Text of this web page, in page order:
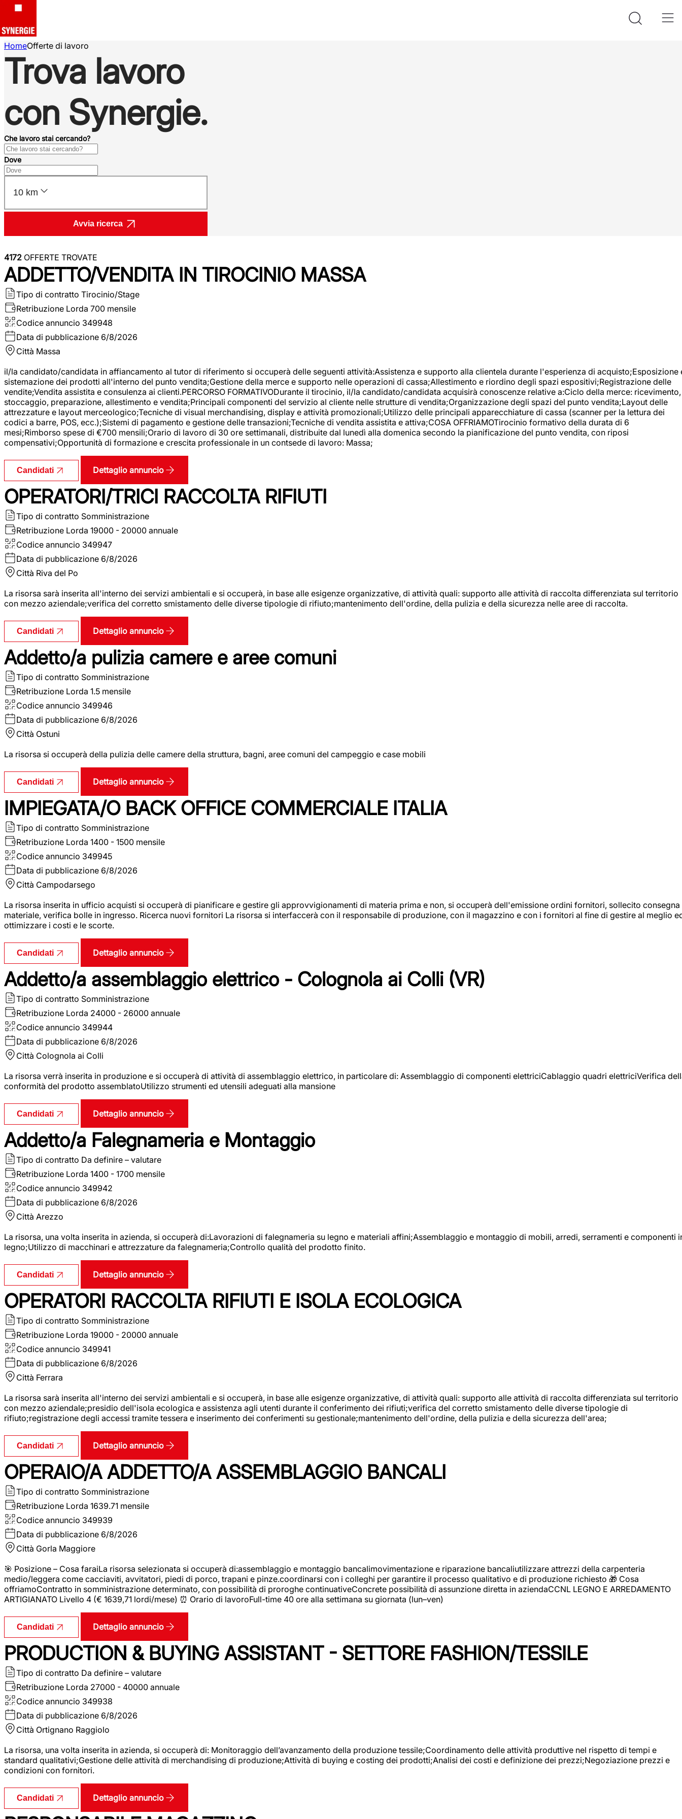
HomeOfferte di lavoro
Trova lavoro
con Synergie.
Che lavoro stai cercando?
Dove
10 km
Avvia ricerca
4172 OFFERTE TROVATE
ADDETTO/VENDITA IN TIROCINIO MASSA
Tipo di contratto Tirocinio/Stage
Retribuzione Lorda 700 mensile
Codice annuncio 349948
Data di pubblicazione 6/8/2026
Città Massa
il/la candidato/candidata in affiancamento al tutor di riferimento si occuperà delle seguenti attività:Assistenza e supporto alla clientela durante l'esperienza di acquisto;Esposizione
sistemazione dei prodotti all'interno del punto vendita;Gestione della merce e supporto nelle operazioni di cassa;Allestimento e riordino degli spazi espositivi;Registrazione delle
vendite;Vendita assistita e consulenza ai clienti.PERCORSO FORMATIVODurante il tirocinio, il/la candidato/candidata acquisirà conoscenze relative a:Ciclo della merce: ricevimento,
stoccaggio, preparazione, allestimento e vendita;Principali componenti del servizio al cliente nelle strutture di vendita;Organizzazione degli spazi del punto vendita;Layout delle
attrezzature e layout merceologico;Tecniche di visual merchandising, display e attività promozionali;Utilizzo delle principali apparecchiature di cassa (scanner per la lettura dei
codici a barre, POS, ecc.);Sistemi di pagamento e gestione delle transazioni;Tecniche di vendita assistita e attiva;COSA OFFRIAMOTirocinio formativo della durata di 6
mesi;Rimborso spese di €700 mensili;Orario di lavoro di 30 ore settimanali, distribuite dal lunedì alla domenica secondo la pianificazione del punto vendita, con riposi
compensativi;Opportunità di formazione e crescita professionale in un contsede di lavoro: Massa;
Candidati Dettaglio annuncio
OPERATORI/TRICI RACCOLTA RIFIUTI
Tipo di contratto Somministrazione
Retribuzione Lorda 19000 - 20000 annuale
Codice annuncio 349947
Data di pubblicazione 6/8/2026
Città Riva del Po
La risorsa sarà inserita all'interno dei servizi ambientali e si occuperà, in base alle esigenze organizzative, di attività quali: supporto alle attività di raccolta differenziata sul territorio
con mezzo aziendale;verifica del corretto smistamento delle diverse tipologie di rifiuto;mantenimento dell'ordine, della pulizia e della sicurezza nelle aree di raccolta.
Candidati Dettaglio annuncio
Addetto/a pulizia camere e aree comuni
Tipo di contratto Somministrazione
Retribuzione Lorda 1.5 mensile
Codice annuncio 349946
Data di pubblicazione 6/8/2026
Città Ostuni
La risorsa si occuperà della pulizia delle camere della struttura, bagni, aree comuni del campeggio e case mobili
Candidati Dettaglio annuncio
IMPIEGATA/O BACK OFFICE COMMERCIALE ITALIA
Tipo di contratto Somministrazione
Retribuzione Lorda 1400 - 1500 mensile
Codice annuncio 349945
Data di pubblicazione 6/8/2026
Città Campodarsego
La risorsa inserita in ufficio acquisti si occuperà di pianificare e gestire gli approvvigionamenti di materia prima e non, si occuperà dell'emissione ordini fornitori, sollecito consegna
materiale, verifica bolle in ingresso. Ricerca nuovi fornitori La risorsa si interfaccerà con il responsabile di produzione, con il magazzino e con i fornitori al fine di gestire al meglio
ottimizzare i costi e le scorte.
Candidati Dettaglio annuncio
Addetto/a assemblaggio elettrico - Colognola ai Colli (VR)
Tipo di contratto Somministrazione
Retribuzione Lorda 24000 - 26000 annuale
Codice annuncio 349944
Data di pubblicazione 6/8/2026
Città Colognola ai Colli
La risorsa verrà inserita in produzione e si occuperà di attività di assemblaggio elettrico, in particolare di: Assemblaggio di componenti elettriciCablaggio quadri elettriciVerifica
conformità del prodotto assemblatoUtilizzo strumenti ed utensili adeguati alla mansione
Candidati Dettaglio annuncio
Addetto/a Falegnameria e Montaggio
Tipo di contratto Da definire – valutare
Retribuzione Lorda 1400 - 1700 mensile
Codice annuncio 349942
Data di pubblicazione 6/8/2026
Città Arezzo
La risorsa, una volta inserita in azienda, si occuperà di:Lavorazioni di falegnameria su legno e materiali affini;Assemblaggio e montaggio di mobili, arredi, serramenti e componenti
legno;Utilizzo di macchinari e attrezzature da falegnameria;Controllo qualità del prodotto finito.
Candidati Dettaglio annuncio
OPERATORI RACCOLTA RIFIUTI E ISOLA ECOLOGICA
Tipo di contratto Somministrazione
Retribuzione Lorda 19000 - 20000 annuale
Codice annuncio 349941
Data di pubblicazione 6/8/2026
Città Ferrara
La risorsa sarà inserita all'interno dei servizi ambientali e si occuperà, in base alle esigenze organizzative, di attività quali: supporto alle attività di raccolta differenziata sul territorio
con mezzo aziendale;presidio dell'isola ecologica e assistenza agli utenti durante il conferimento dei rifiuti;verifica del corretto smistamento delle diverse tipologie di
rifiuto;registrazione degli accessi tramite tessera e inserimento dei conferimenti su gestionale;mantenimento dell'ordine, della pulizia e della sicurezza dell'area;
Candidati Dettaglio annuncio
OPERAIO/A ADDETTO/A ASSEMBLAGGIO BANCALI
Tipo di contratto Somministrazione
Retribuzione Lorda 1639.71 mensile
Codice annuncio 349939
Data di pubblicazione 6/8/2026
Città Gorla Maggiore
🎯 Posizione – Cosa faraiLa risorsa selezionata si occuperà di:assemblaggio e montaggio bancalimovimentazione e riparazione bancaliutilizzare attrezzi della carpenteria
medio/leggera come cacciaviti, avvitatori, piedi di porco, trapani e pinze.coordinarsi con i colleghi per garantire il processo qualitativo e di produzione richiesto 🎁 Cosa
offriamoContratto in somministrazione determinato, con possibilità di proroghe continuativeConcrete possibilità di assunzione diretta in aziendaCCNL LEGNO E ARREDAMENTO
ARTIGIANATO Livello 4 (€ 1639,71 lordi/mese) ⏰ Orario di lavoroFull-time 40 ore alla settimana su giornata (lun–ven)
Candidati Dettaglio annuncio
PRODUCTION & BUYING ASSISTANT - SETTORE FASHION/TESSILE
Tipo di contratto Da definire – valutare
Retribuzione Lorda 27000 - 40000 annuale
Codice annuncio 349938
Data di pubblicazione 6/8/2026
Città Ortignano Raggiolo
La risorsa, una volta inserita in azienda, si occuperà di: Monitoraggio dell’avanzamento della produzione tessile;Coordinamento delle attività produttive nel rispetto di tempi e
standard qualitativi;Gestione delle attività di merchandising di produzione;Attività di buying e costing dei prodotti;Analisi dei costi e definizione dei prezzi;Negoziazione prezzi e
condizioni con fornitori.
Candidati Dettaglio annuncio